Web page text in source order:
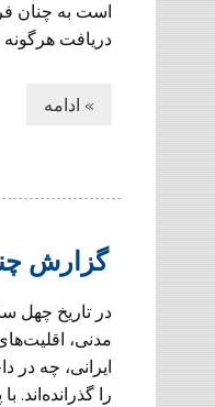
است به چنان
دریافت
» ادامه
گزارش
در تاریخ چهل
مدنی،
ایرانی، چه
را گذرانده‌اند.